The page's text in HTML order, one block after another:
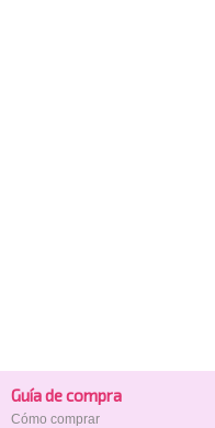
Guía de compra
Cómo comprar